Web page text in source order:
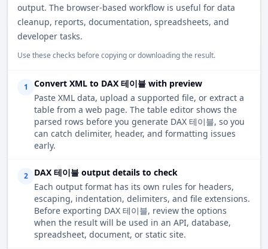
output. The browser-based workflow is useful for data
cleanup, reports, documentation, spreadsheets, and
developer tasks.
Use these checks before copying or downloading the result.
1
Convert XML to DAX 테이블 with preview
Paste XML data, upload a supported file, or extract a
table from a web page. The table editor shows the
parsed rows before you generate DAX 테이블, so you
can catch delimiter, header, and formatting issues
early.
2
DAX 테이블 output details to check
Each output format has its own rules for headers,
escaping, indentation, delimiters, and file extensions.
Before exporting DAX 테이블, review the options
when the result will be used in an API, database,
spreadsheet, document, or static site.